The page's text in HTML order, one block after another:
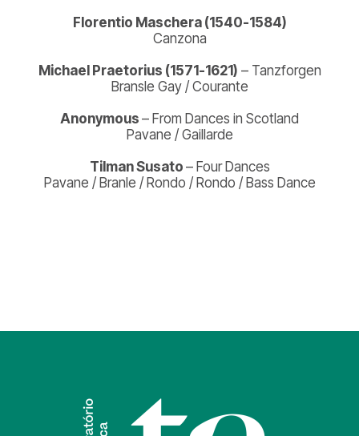
Florentio Maschera (1540-1584)
Canzona
Michael Praetorius (1571-1621) – Tanzforgen
Bransle Gay /Courante
Anonymous – From Dances in Scotland
Pavane /Gaillarde
Tilman Susato – Four Dances
Pavane /Branle /Rondo /Rondo /Bass Dance